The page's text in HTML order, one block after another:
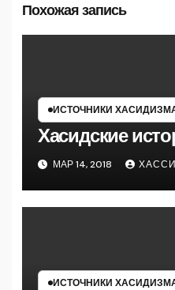
Похожая запись
ИСТОЧНИКИ
Хасидские
МАР 14, 2018
ИСТОЧНИКИ